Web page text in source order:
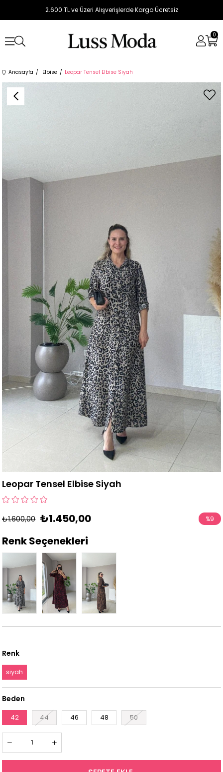
2.600 TL ve Üzeri Alışverişlerde Kargo Ücretsiz
0
Anasayfa Elbise Leopar Tensel Elbise Siyah
Leopar Tensel Elbise Siyah
₺1.600,00 ₺1.450,00 %9
Renk Seçenekleri
Renk
siyah
Beden
42 44 46 48 50